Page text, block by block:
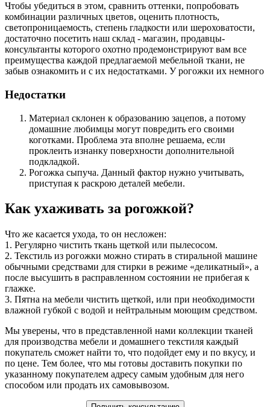
Чтобы убедиться в этом, сравнить оттенки, попробовать
комбинации различных цветов, оценить плотность,
светопроницаемость, степень гладкости или шероховатости,
достаточно посетить наш склад - магазин, продавцы-
консультанты которого охотно продемонстрируют вам все
преимущества каждой предлагаемой мебельной ткани, не
забыв ознакомить и с их недостатками. У рогожки их немного
Недостатки
Материал склонен к образованию зацепов, а потому
домашние любимцы могут повредить его своими
коготками. Проблема эта вполне решаема, если
проклеить изнанку поверхности дополнительной
подкладкой.
Рогожка сыпуча. Данный фактор нужно учитывать,
приступая к раскрою деталей мебели.
Как ухаживать за рогожкой?
Что же касается ухода, то он несложен:
1. Регулярно чистить ткань щеткой или пылесосом.
2. Текстиль из рогожки можно стирать в стиральной машине
обычными средствами для стирки в режиме «деликатный», а
после высушить в расправленном состоянии не прибегая к
глажке.
3. Пятна на мебели чистить щеткой, или при необходимости
влажной губкой с водой и нейтральным моющим средством.
Мы уверены, что в представленной нами коллекции тканей
для производства мебели и домашнего текстиля каждый
покупатель сможет найти то, что подойдет ему и по вкусу, и
по цене. Тем более, что мы готовы доставить покупки по
указанному покупателем адресу самым удобным для него
способом или продать их самовывозом.